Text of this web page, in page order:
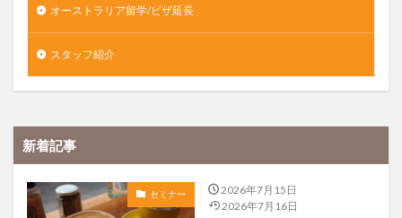
オーストラリア留学/ビザ延長
スタッフ紹介
新着記事
セミナー
2026年7月15日
2026年7月16日